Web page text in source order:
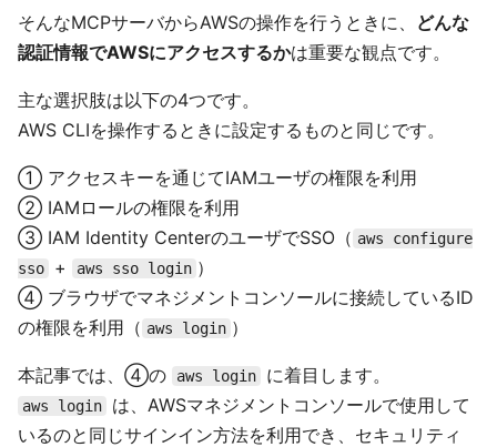
そんなMCPサーバからAWSの操作を行うときに、 どんな
認証情報でAWSにアクセスするかは重要な観点です。
主な選択肢は以下の4つです。
AWS CLIを操作するときに設定するものと同じです。
① アクセスキーを通じてIAMユーザの権限を利用
② IAMロールの権限を利用
③ IAM Identity CenterのユーザでSSO（ aws configure
sso
+ aws sso login ）
④ ブラウザでマネジメントコンソールに接続しているID
の権限を利用（ aws login ）
本記事では、④の aws login に着目します。
aws login
は、AWSマネジメントコンソールで使用して
いるのと同じサインイン方法を利用でき、セキュリティ